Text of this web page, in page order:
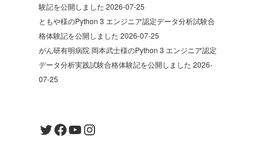
験記を公開しました 2026-07-25
ともや様のPython 3 エンジニア認定データ分析試験合
格体験記を公開しました 2026-07-25
がん研有明病院 岡本武士様のPython 3 エンジニア認定
データ分析実践試験合格体験記を公開しました 2026-
07-25
Twitter
Facebook
YouTube
Instagram